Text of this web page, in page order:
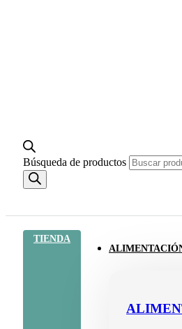
Búsqueda de productos
TIENDA